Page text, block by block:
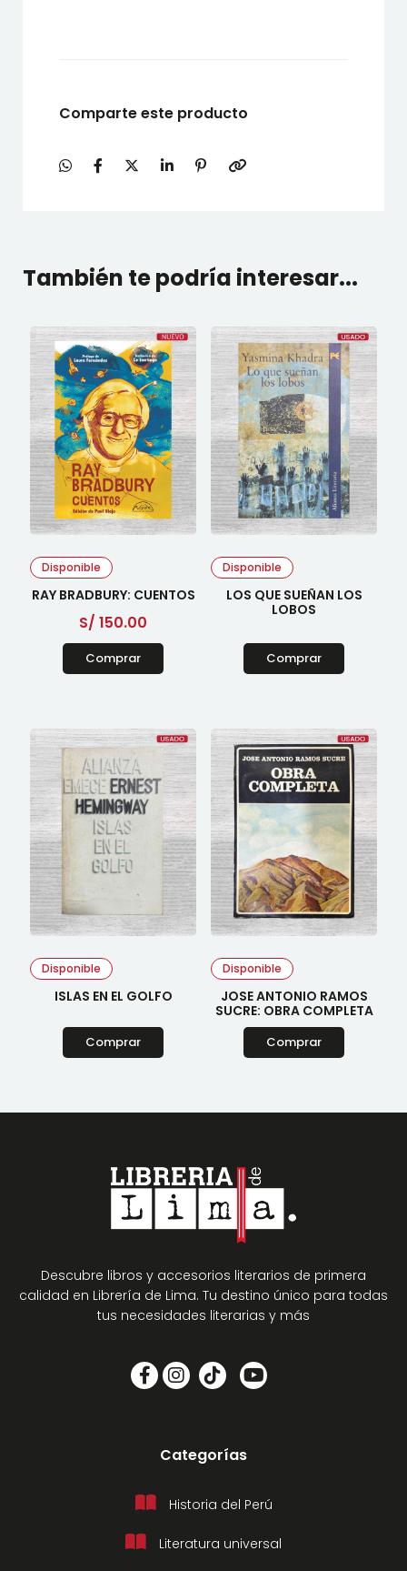
Comparte este producto
También te podría interesar...
Disponible
RAY BRADBURY: CUENTOS
S/ 150.00
Comprar
Disponible
LOS QUE SUEÑAN LOS
LOBOS
Comprar
Disponible
ISLAS EN EL GOLFO
Comprar
Disponible
JOSE ANTONIO RAMOS
SUCRE: OBRA COMPLETA
Comprar
Descubre libros y accesorios literarios de primera
calidad en Librería de Lima. Tu destino único para todas
tus necesidades literarias y más
Categorías
Historia del Perú
Literatura universal